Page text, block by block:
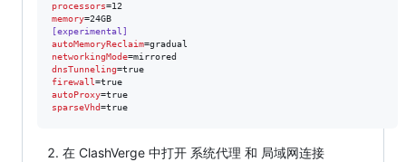
processors
memory
[experimental]
autoMemoryReclaim
networkingMode
dnsTunneling
firewall
autoProxy
sparseVhd=true
在 ClashVerge 中打开 系统代理 和 局域网连接